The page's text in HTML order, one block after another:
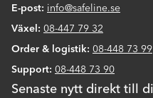
E-post: info@safeline.se
Växel: 08-447 79 32
Order & logistik: 08-448 73 99
Support: 08-448 73 90
Senaste nytt direkt till